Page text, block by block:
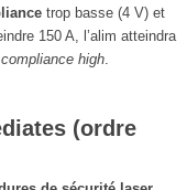
trop basse (4 V) et
150 A, l’alim atteindra
compliance high.
(ordre